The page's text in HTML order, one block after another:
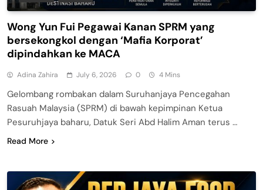
Wong Yun Fui Pegawai Kanan SPRM yang
bersekongkol dengan ‘Mafia Korporat’
dipindahkan ke MACA
Adina Zahira July 6, 2026 0 4 Mins
Gelombang rombakan dalam Suruhanjaya Pencegahan
Rasuah Malaysia (SPRM) di bawah kepimpinan Ketua
Pesuruhjaya baharu, Datuk Seri Abd Halim Aman terus …
Read More